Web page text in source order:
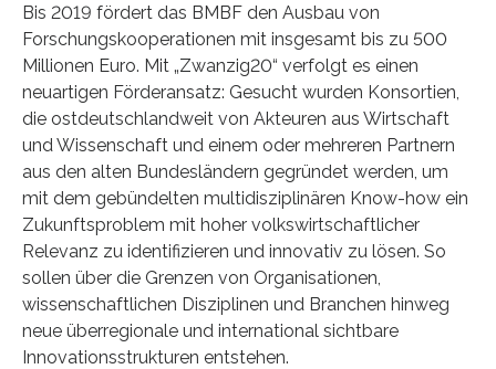
Bis 2019 fördert das BMBF den Ausbau von
Forschungskooperationen mit insgesamt bis zu 500
Millionen Euro. Mit „Zwanzig20“ verfolgt es einen
neuartigen Förderansatz: Gesucht wurden Konsortien,
die ostdeutschlandweit von Akteuren aus Wirtschaft
und Wissenschaft und einem oder mehreren Partnern
aus den alten Bundesländern gegründet werden, um
mit dem gebündelten multidisziplinären Know-how ein
Zukunftsproblem mit hoher volkswirtschaftlicher
Relevanz zu identifizieren und innovativ zu lösen. So
sollen über die Grenzen von Organisationen,
wissenschaftlichen Disziplinen und Branchen hinweg
neue überregionale und international sichtbare
Innovationsstrukturen entstehen.